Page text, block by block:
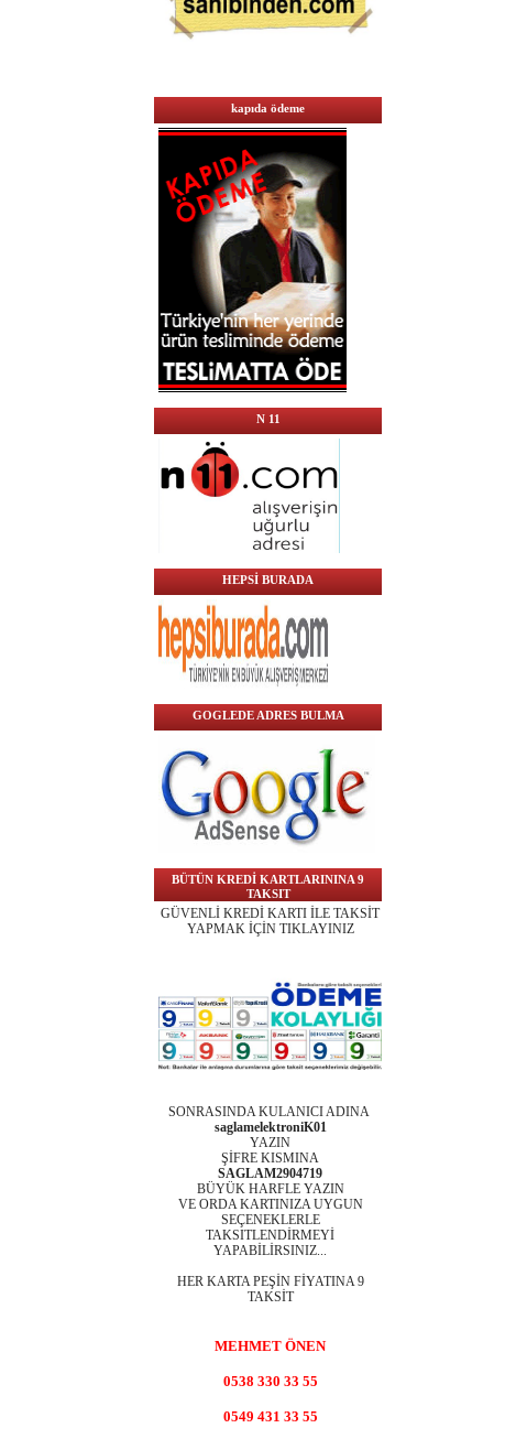
kapıda ödeme
N 11
HEPSİ BURADA
GOGLEDE ADRES BULMA
BÜTÜN KREDİ KARTLARININA 9
TAKSIT
GÜVENLİ KREDİ KARTI İLE TAKSİT
YAPMAK İÇİN TIKLAYINIZ
SONRASINDA KULANICI ADINA
saglamelektroniK01
YAZIN
ŞİFRE KISMINA
SAGLAM2904719
BÜYÜK HARFLE YAZIN
VE ORDA KARTINIZA UYGUN
SEÇENEKLERLE
TAKSITLENDİRMEYİ
YAPABİLİRSINIZ...
HER KARTA PEŞİN FİYATINA 9
TAKSİT
MEHMET ÖNEN
0538 330 33 55
0549 431 33 55